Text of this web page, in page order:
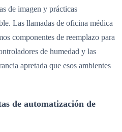
de imagen y prácticas
Las llamadas de oficina médica
componentes de reemplazo para
de humedad y las
apretada que esos ambientes
de automatización de